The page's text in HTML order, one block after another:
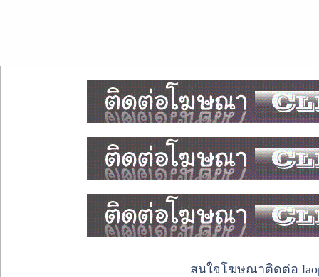
สนใจโฆษณาติดต่อ